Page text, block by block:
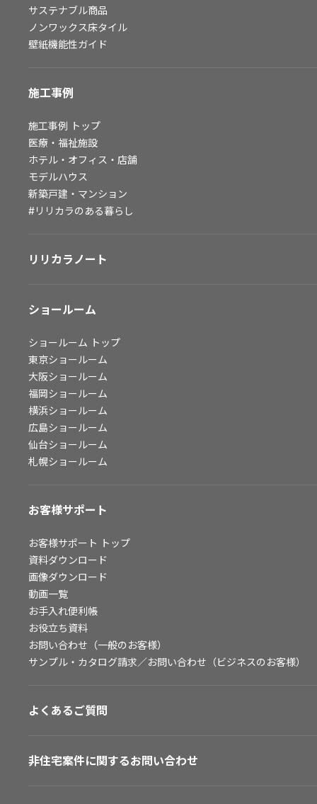
事業紹介
スペースソリューション事業
ファシリティソリューション事業
不動産投資開発事業
会社情報
採用情報
サステナブル商品
ノンワックス床タイル
壁紙機能性ガイド
施工事例
施工事例 トップ
医療・福祉施設
ホテル・オフィス・店舗
モデルハウス
新築戸建・マンション
#リリカラのある暮らし
リリカラノート
ショールーム
ショールーム トップ
東京ショールーム
大阪ショールーム
福岡ショールーム
横浜ショールーム
広島ショールーム
仙台ショールーム
札幌ショールーム
お客様サポート
お客様サポート トップ
資料ダウンロード
画像ダウンロード
動画一覧
お手入れ便利帳
お役立ち資料
お問い合わせ（一般のお客様）
サンプル・カタログ請求／お問い合わせ（ビジネスのお客様）
よくあるご質問
非住宅案件に関するお問い合わせ